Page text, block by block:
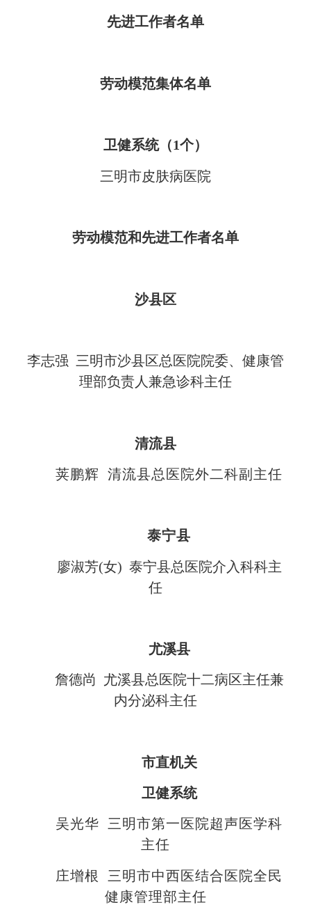
先进工作者名单
劳动模范集体名单
卫健系统（1个）
三明市皮肤病医院
劳动模范和先进工作者名单
沙县区
李志强 三明市沙县区总医院院委、健康管
理部负责人兼急诊科主任
清流县
荚鹏辉 清流县总医院外二科副主任
泰宁县
廖淑芳(女) 泰宁县总医院介入科科主
任
尤溪县
詹德尚 尤溪县总医院十二病区主任兼
内分泌科主任
市直机关
卫健系统
吴光华 三明市第一医院超声医学科
主任
庄增根 三明市中西医结合医院全民
健康管理部主任